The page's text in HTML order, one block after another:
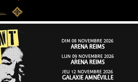
DIM 08 NOVEMBRE 2026
ARENA REIMS
LUN 09 NOVEMBRE 2026
ARENA REIMS
JEU 12 NOVEMBRE 2026
GALAXIE AMNÉVILLE